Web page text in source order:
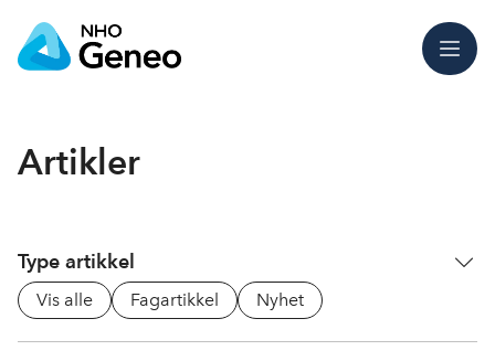
Meny
Artikler
Type artikkel
Vis alle Fagartikkel Nyhet